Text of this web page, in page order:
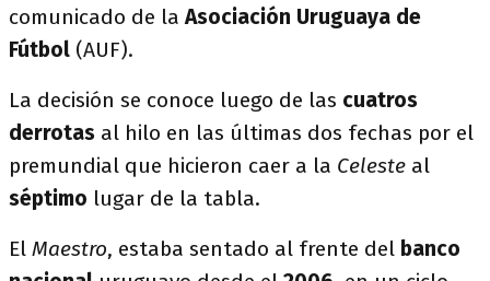
comunicado de laAsociación Uruguaya de
Fútbol (AUF).
La decisión se conoce luego de las cuatros
derrotas al hilo en las últimas dos fechas por el
premundial que hicieron caer a la Celeste al
séptimo lugar de la tabla.
El Maestro, estaba sentado al frente del banco